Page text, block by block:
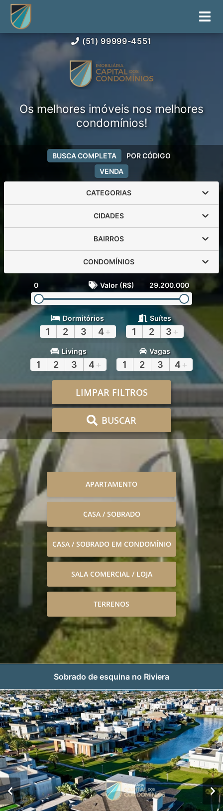
(51) 99999-4551
Os melhores imóveis nos melhores
condomínios!
VENDA
BUSCA COMPLETA POR CÓDIGO
CATEGORIAS
CIDADES
BAIRROS
CONDOMÍNIOS
0 Valor (R$) 29.200.000
Dormitórios
1 2 3 4 +
Suítes
1 2 3 +
Livings
1 2 3 4 +
Vagas
1 2 3 4 +
LIMPAR FILTROS
BUSCAR
APARTAMENTO
CASA / SOBRADO
CASA / SOBRADO EM CONDOMÍNIO
SALA COMERCIAL / LOJA
TERRENOS
Sobrado de esquina no Riviera